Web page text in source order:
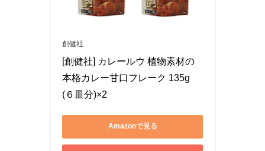
創健社
[創健社] カレールウ 植物素材の
本格カレー甘口フレーク 135g
(６皿分)×2
Amazonで見る